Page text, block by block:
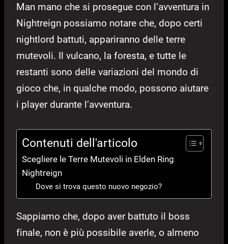
Man mano che si prosegue con l’avventura in
Nightreign possiamo notare che, dopo certi
nightlord battuti, appariranno delle terre
mutevoli. Il vulcano, la foresta, e tutte le
restanti sono delle variazioni del mondo di
gioco che, in qualche modo, possono aiutare
i player durante l’avventura.
Contenuti dell'articolo
Scegliere le Terre Mutevoli in Elden Ring
Nightreign
Dove si trova questo nuovo negozio?
Sappiamo che, dopo aver battuto il boss
finale, non è più possibile averle, o almeno